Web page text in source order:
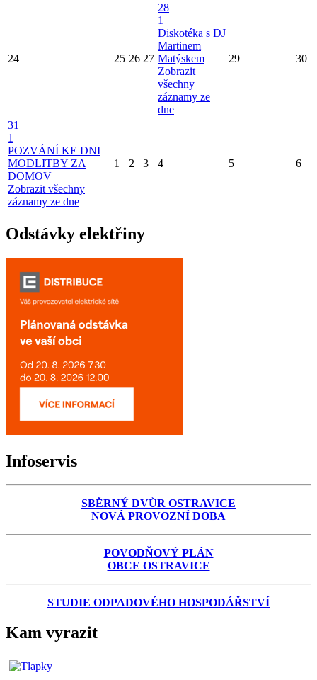
24 25 26 27
28
1
Diskotéka s DJ
Martinem
Matýskem
Zobrazit
všechny
záznamy ze
dne
29 30
31
1
POZVÁNÍ KE DNI
MODLITBY ZA
DOMOV
Zobrazit všechny
záznamy ze dne
1 2 3 4 5 6
Odstávky elektřiny
Infoservis
SBĚRNÝ DVŮR OSTRAVICE
NOVÁ PROVOZNÍ DOBA
POVODŇOVÝ PLÁN
OBCE OSTRAVICE
STUDIE ODPADOVÉHO HOSPODÁŘSTVÍ
Kam vyrazit